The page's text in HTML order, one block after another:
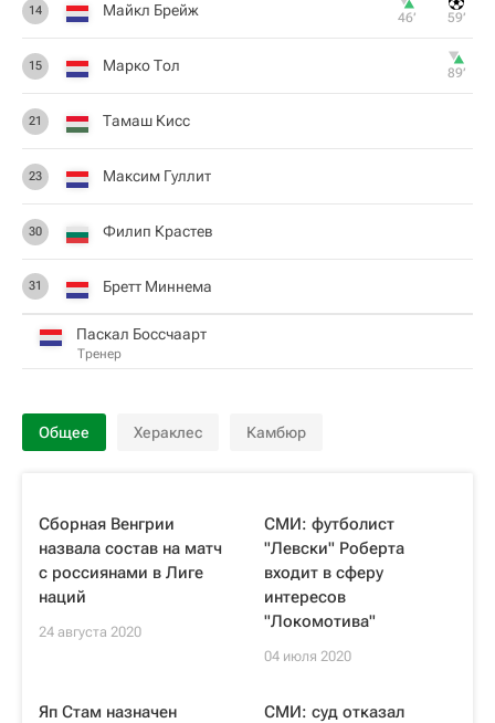
14 Майкл Брейж 46‎’‎ 59‎’‎
15 Марко Тол 89‎’‎
21 Тамаш Кисс
23 Максим Гуллит
30 Филип Крастев
31 Бретт Миннема
Паскал Боссчаарт
Тренер
Общее Хераклес Камбюр
Сборная Венгрии
назвала состав на матч
с россиянами в Лиге
наций
24 августа 2020
СМИ: футболист
"Левски" Роберта
входит в сферу
интересов
"Локомотива"
04 июля 2020
Яп Стам назначен
СМИ: суд отказал